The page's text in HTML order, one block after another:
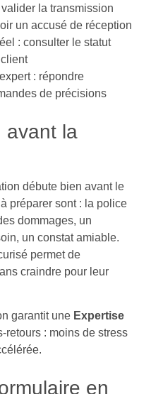
la transmission
un accusé de réception
: consulter le statut
: répondre
de précisions
avant la
débute bien avant le
préparer sont : la police
dommages, un
un constat amiable.
permet de
craindre pour leur
garantit une Expertise
retours : moins de stress
en